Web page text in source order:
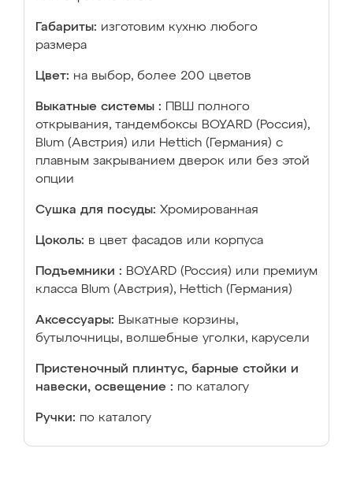
Габариты: изготовим кухню любого
размера
Цвет: на выбор, более 200 цветов
Выкатные системы :
ПВШ полного
открывания, тандембоксы BOYARD (Россия),
Blum (Австрия) или Hettich (Германия) с
плавным закрыванием дверок или без этой
опции
Сушка для посуды: Хромированная
Цоколь: в цвет фасадов или корпуса
Подъемники : BOYARD (Россия) или премиум
класса Blum (Австрия), Hettich (Германия)
Аксессуары: Выкатные корзины,
бутылочницы, волшебные уголки, карусели
Пристеночный плинтус, барные стойки и
навески, освещение : по каталогу
Ручки: по каталогу